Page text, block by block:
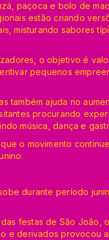
paçoca e bolo de
estão criando
misturando sabores
o objetivo é
pequenos
também ajuda no
procurando
música, dança e
o movimento
durante período
festas de São João,
e derivados provocou